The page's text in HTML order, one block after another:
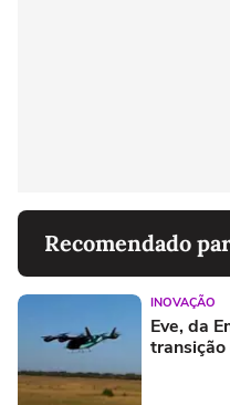
Recomendado
INOVAÇÃO
Eve, da